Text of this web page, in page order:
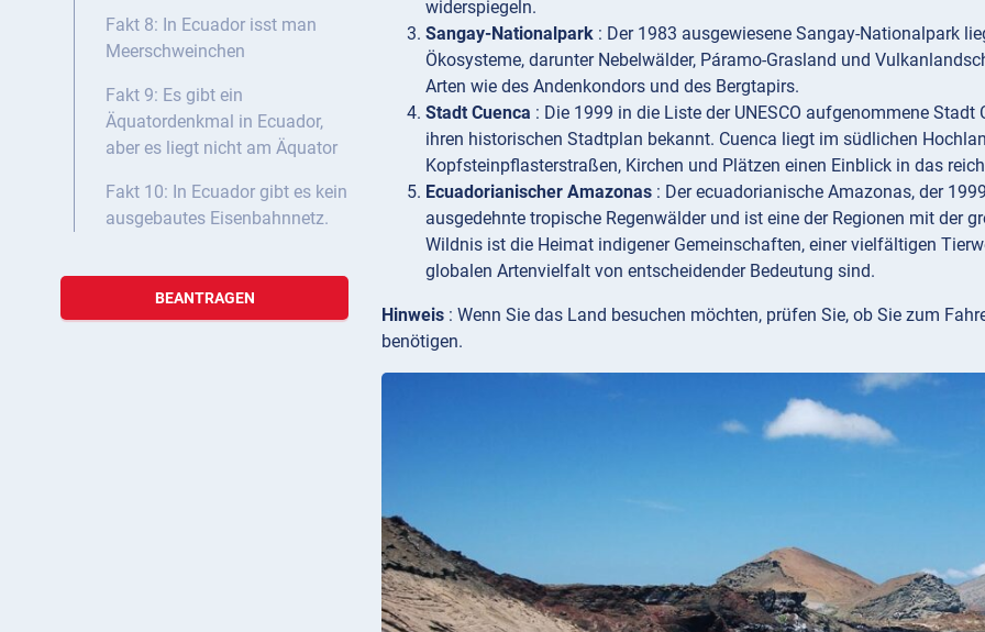
Fakt 8: In Ecuador isst man
Meerschweinchen
Fakt 9: Es gibt ein
Äquatordenkmal in Ecuador,
aber es liegt nicht am Äquator
Fakt 10: In Ecuador gibt es kein
ausgebautes Eisenbahnnetz.
BEANTRAGEN
widerspiegeln.
Sangay-Nationalpark : Der 1983 ausgewiesene Sangay-Nationalpark
Ökosysteme, darunter Nebelwälder, Páramo-Grasland und
Arten wie des Andenkondors und des Bergtapirs.
Stadt Cuenca : Die 1999 in die Liste der UNESCO aufgenommene
ihren historischen Stadtplan bekannt. Cuenca liegt im südlichen
Kopfsteinpflasterstraßen, Kirchen und Plätzen einen Einblick in das
Ecuadorianischer Amazonas : Der ecuadorianische Amazonas, der
ausgedehnte tropische Regenwälder und ist eine der Regionen mit der
Wildnis ist die Heimat indigener Gemeinschaften, einer vielfältigen
globalen Artenvielfalt von entscheidender Bedeutung sind.
Hinweis : Wenn Sie das Land besuchen möchten, prüfen Sie, ob Sie zum
benötigen.